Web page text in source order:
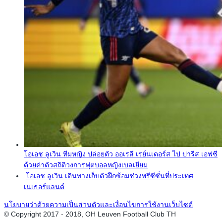
โอเอช ลูเวิน ทีมหญิง ปล่อยตัว ออเรลี เรย์นเดอร์ส ไป ปารีส เอฟซี
ด้วยค่าตัวสถิติวงการฟุตบอลหญิงเบลเยียม
โอเอช ลูเวิน เดินทางเก็บตัวฝึกซ้อมช่วงพรีซีซั่นที่ประเทศ
เนเธอร์แลนด์
นโยบายว่าด้วยความเป็นส่วนตัวและเงื่อนไขการใช้งานเว็บไซต์
© Copyright 2017 - 2018, OH Leuven Football Club TH